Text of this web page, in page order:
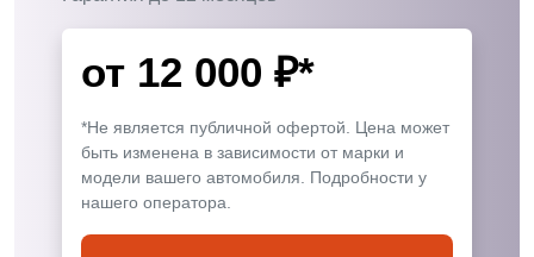
от 12 000 ₽*
*Не является публичной офертой. Цена может
быть изменена в зависимости от марки и
модели вашего автомобиля. Подробности у
нашего оператора.